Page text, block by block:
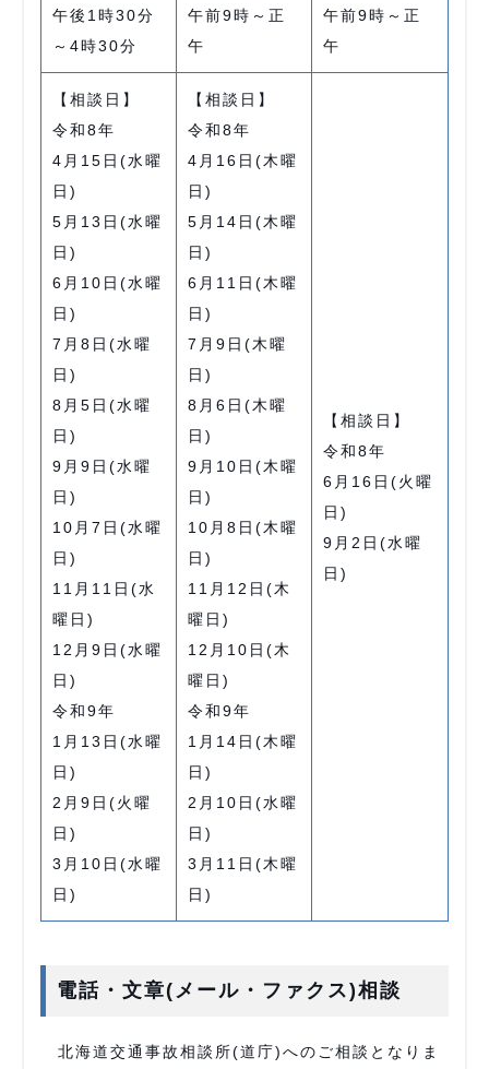
午後1時30分
～4時30分
午前9時～正
午
午前9時～正
午
【相談日】
令和8年
4月15日(水曜
日)
5月13日(水曜
日)
6月10日(水曜
日)
7月8日(水曜
日)
8月5日(水曜
日)
9月9日(水曜
日)
10月7日(水曜
日)
11月11日(水
曜日)
12月9日(水曜
日)
令和9年
1月13日(水曜
日)
2月9日(火曜
日)
3月10日(水曜
日)
【相談日】
令和8年
4月16日(木曜
日)
5月14日(木曜
日)
6月11日(木曜
日)
7月9日(木曜
日)
8月6日(木曜
日)
9月10日(木曜
日)
10月8日(木曜
日)
11月12日(木
曜日)
12月10日(木
曜日)
令和9年
1月14日(木曜
日)
2月10日(水曜
日)
3月11日(木曜
日)
【相談日】
令和8年
6月16日(火曜
日)
9月2日(水曜
日)
電話・文章(メール・ファクス)相談
北海道交通事故相談所(道庁)へのご相談となりま